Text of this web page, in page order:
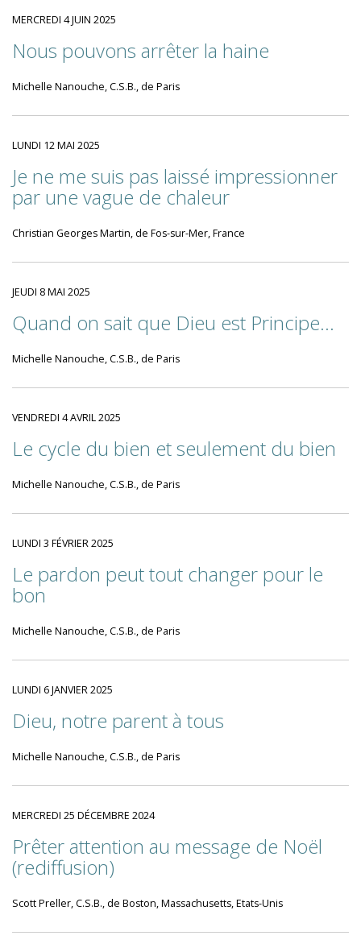
MERCREDI 4 JUIN 2025
Nous pouvons arrêter la haine
Michelle Nanouche, C.S.B., de Paris
LUNDI 12 MAI 2025
Je ne me suis pas laissé impressionner
par une vague de chaleur
Christian Georges Martin, de Fos-sur-Mer, France
JEUDI 8 MAI 2025
Quand on sait que Dieu est Principe...
Michelle Nanouche, C.S.B., de Paris
VENDREDI 4 AVRIL 2025
Le cycle du bien et seulement du bien
Michelle Nanouche, C.S.B., de Paris
LUNDI 3 FÉVRIER 2025
Le pardon peut tout changer pour le
bon
Michelle Nanouche, C.S.B., de Paris
LUNDI 6 JANVIER 2025
Dieu, notre parent à tous
Michelle Nanouche, C.S.B., de Paris
MERCREDI 25 DÉCEMBRE 2024
Prêter attention au message de Noël
(rediffusion)
Scott Preller, C.S.B., de Boston, Massachusetts, Etats-Unis